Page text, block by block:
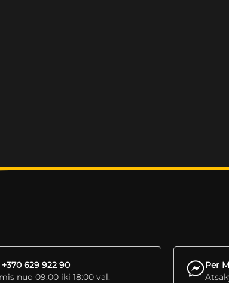
629 922 90
nuo 09:00 iki 18:00 val.
Per